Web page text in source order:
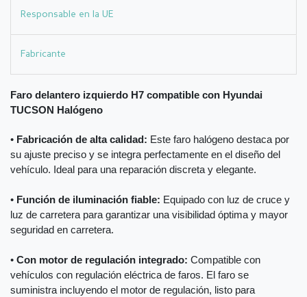
Responsable en la UE
Fabricante
Faro delantero izquierdo H7 compatible con Hyundai
TUCSON Halógeno
• Fabricación de alta calidad: Este faro halógeno destaca por
su ajuste preciso y se integra perfectamente en el diseño del
vehículo. Ideal para una reparación discreta y elegante.
• Función de iluminación fiable: Equipado con luz de cruce y
luz de carretera para garantizar una visibilidad óptima y mayor
seguridad en carretera.
• Con motor de regulación integrado: Compatible con
vehículos con regulación eléctrica de faros. El faro se
suministra incluyendo el motor de regulación, listo para